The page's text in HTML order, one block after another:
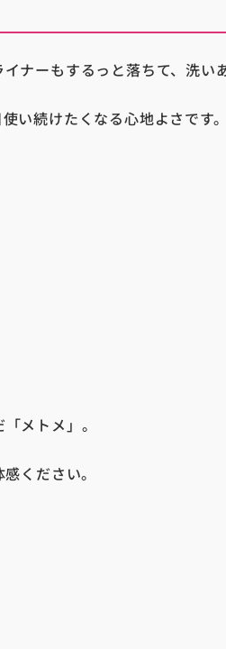
ナーもするっと落ちて、洗い
い続けたくなる心地よさです。
メトメ」。
ください。